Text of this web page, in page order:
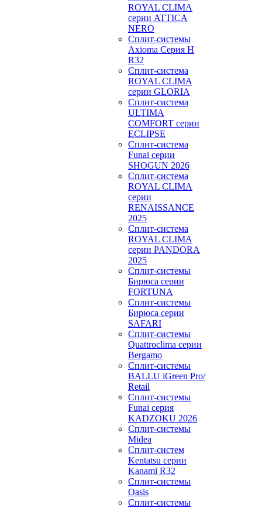
ROYAL CLIMA
серии ATTICA
NERO
Сплит-системы
Axioma Серия H
R32
Сплит-система
ROYAL CLIMA
серии GLORIA
Сплит-система
ULTIMA
COMFORT серии
ECLIPSE
Сплит-система
Funai серии
SHOGUN 2026
Сплит-система
ROYAL CLIMA
серии
RENAISSANCE
2025
Сплит-система
ROYAL CLIMA
серии PANDORA
2025
Сплит-системы
Бирюса серии
FORTUNA
Сплит-системы
Бирюса серии
SAFARI
Сплит-системы
Quattroclima серии
Bergamo
Сплит-системы
BALLU iGreen Pro/
Retail
Сплит-системы
Funai серия
KADZOKU 2026
Сплит-системы
Midea
Сплит-систем
Kentatsu серии
Kanami R32
Сплит-системы
Oasis
Сплит-системы